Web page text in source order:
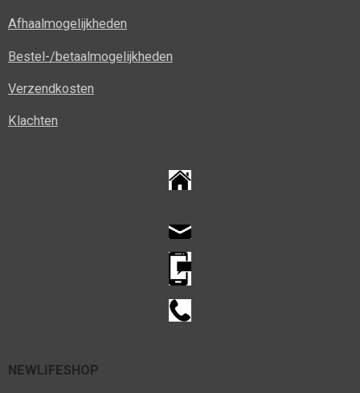
Afhaalmogelijkheden
Bestel-/betaalmogelijkheden
Verzendkosten
Klachten
NEWLIFESHOP